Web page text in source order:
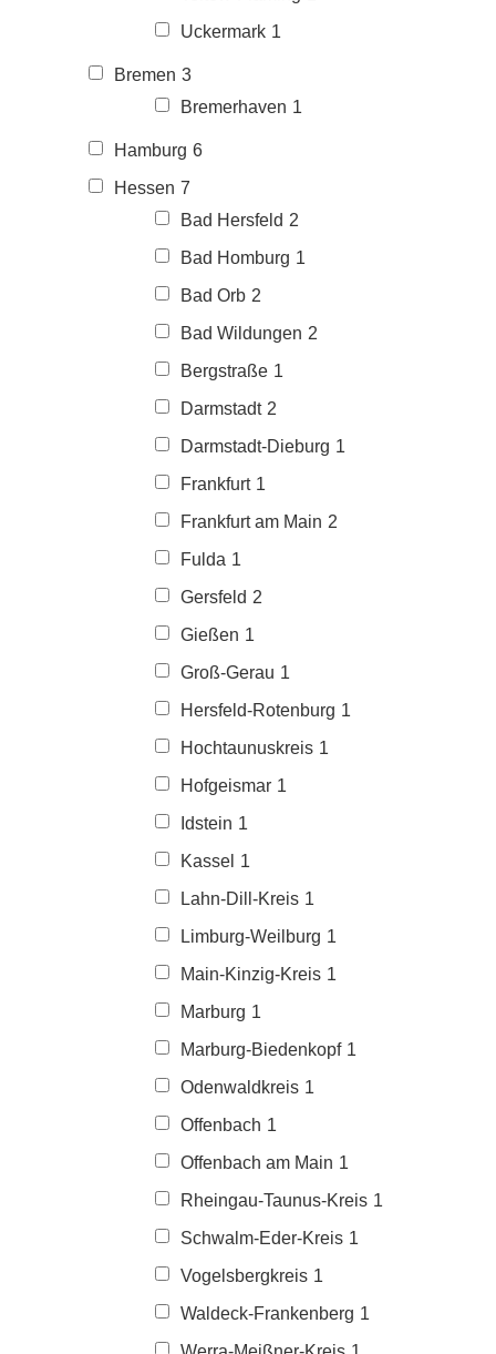
Uckermark 1
Bremen 3
Bremerhaven 1
Hamburg 6
Hessen 7
Bad Hersfeld 2
Bad Homburg 1
Bad Orb 2
Bad Wildungen 2
Bergstraße 1
Darmstadt 2
Darmstadt-Dieburg 1
Frankfurt 1
Frankfurt am Main 2
Fulda 1
Gersfeld 2
Gießen 1
Groß-Gerau 1
Hersfeld-Rotenburg 1
Hochtaunuskreis 1
Hofgeismar 1
Idstein 1
Kassel 1
Lahn-Dill-Kreis 1
Limburg-Weilburg 1
Main-Kinzig-Kreis 1
Marburg 1
Marburg-Biedenkopf 1
Odenwaldkreis 1
Offenbach 1
Offenbach am Main 1
Rheingau-Taunus-Kreis 1
Schwalm-Eder-Kreis 1
Vogelsbergkreis 1
Waldeck-Frankenberg 1